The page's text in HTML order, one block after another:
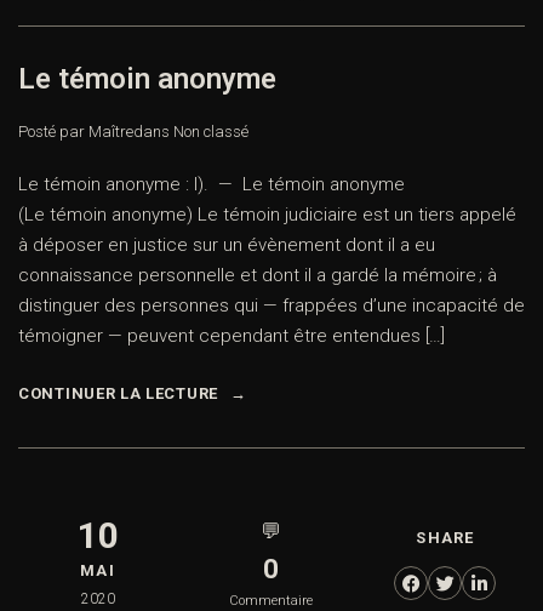
Le témoin anonyme
Posté par Maîtredans Non classé
Le témoin anonyme : I). — Le témoin anonyme
(Le témoin anonyme) Le témoin judiciaire est un tiers appelé
à déposer en justice sur un évènement dont il a eu
connaissance personnelle et dont il a gardé la mémoire ; à
distinguer des personnes qui — frappées d’une incapacité de
témoigner — peuvent cependant être entendues […]
CONTINUER LA LECTURE
10
MAI
2020
💬
0
Commentaire
SHARE